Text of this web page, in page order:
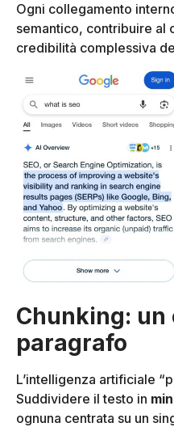
Ogni collegamento
semantico, contribuire al
credibilità complessiva
Chunking:
paragrafo
L’intelligenza artificiale
Suddividere il testo in
ognuna centrata su un